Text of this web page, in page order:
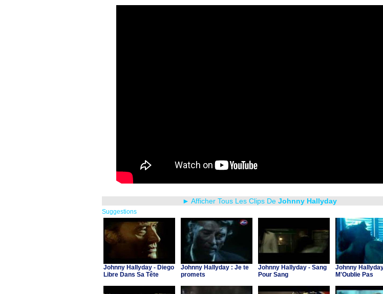
► Afficher Tous Les Clips De Johnny Hallyday
Suggestions
Johnny Hallyday - Diego
Libre Dans Sa Tête
Johnny Hallyday : Je te
promets
Johnny Hallyday - Sang
Pour Sang
Johnny
M'Oublie Pas